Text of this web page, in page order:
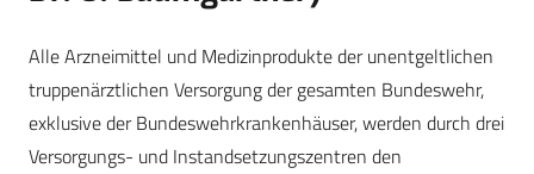
Alle Arzneimittel und Medizinprodukte der unentgeltlichen
truppenärztlichen Versorgung der gesamten Bundeswehr,
exklusive der Bundeswehrkrankenhäuser, werden durch drei
Versorgungs- und Instandsetzungszentren den